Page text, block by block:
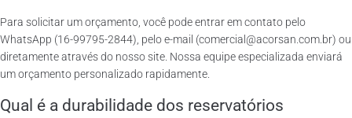
Para solicitar um orçamento, você pode entrar em contato pelo
WhatsApp (16-99795-2844), pelo e-mail (comercial@acorsan.com.br) ou
diretamente através do nosso site. Nossa equipe especializada enviará
um orçamento personalizado rapidamente.
Qual é a durabilidade dos reservatórios